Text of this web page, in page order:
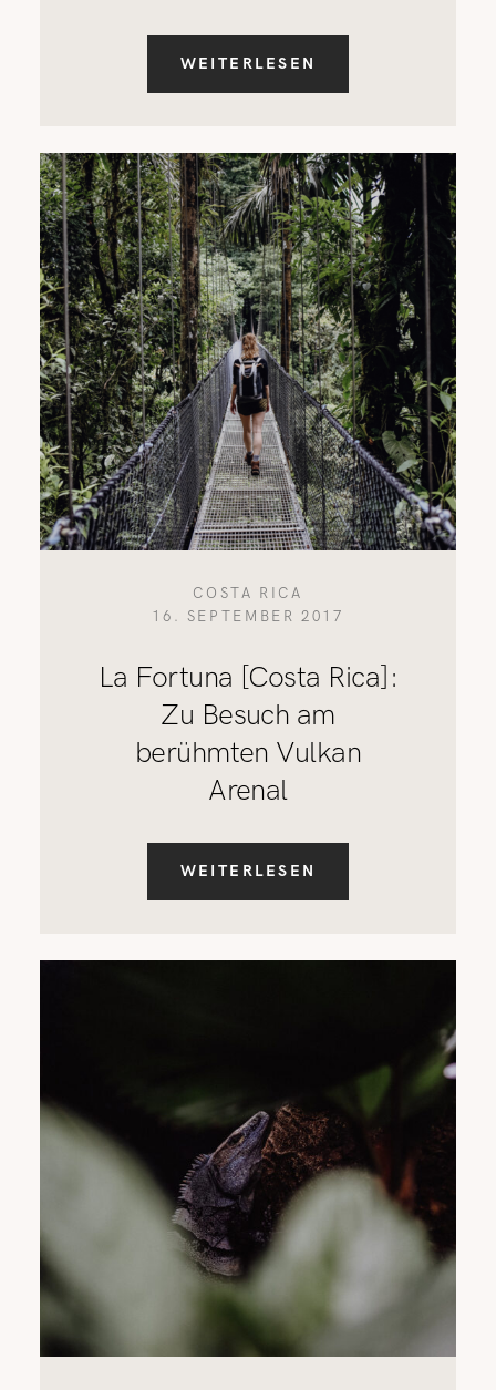
WEITERLESEN
COSTA RICA
16. SEPTEMBER 2017
La Fortuna [Costa Rica]:
Zu Besuch am
berühmten Vulkan
Arenal
WEITERLESEN